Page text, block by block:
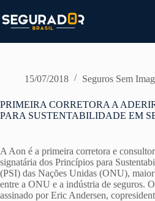
para
o
15/07/2018 Seguros Sem
PRIMEIRA CORRETORA A
PARA SUSTENTABILIDADE EM
A Aon é a primeira corretora e
signatária dos Princípios para
(PSI) das Nações Unidas (ONU),
entre a ONU e a indústria de seguros.
assinado por Eric Andersen,